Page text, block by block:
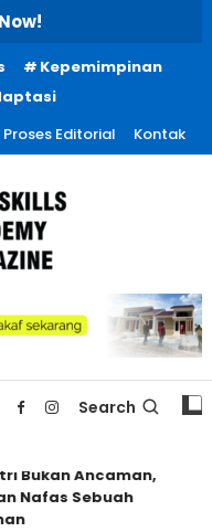
Kepemimpinan
Proses Editorial Kontak
Search
Bukan Ancaman,
Nafas Sebuah